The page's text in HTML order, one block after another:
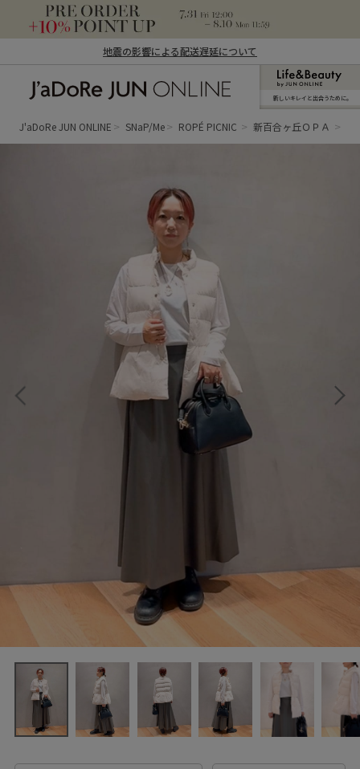
地震の影響による配送遅延について
ン オンライン）
新しいキレイと出合うために。
J'aDoRe JUN ONLINE SNaP/Me ROPÉ PICNIC 新百合ヶ丘ＯＰＡ